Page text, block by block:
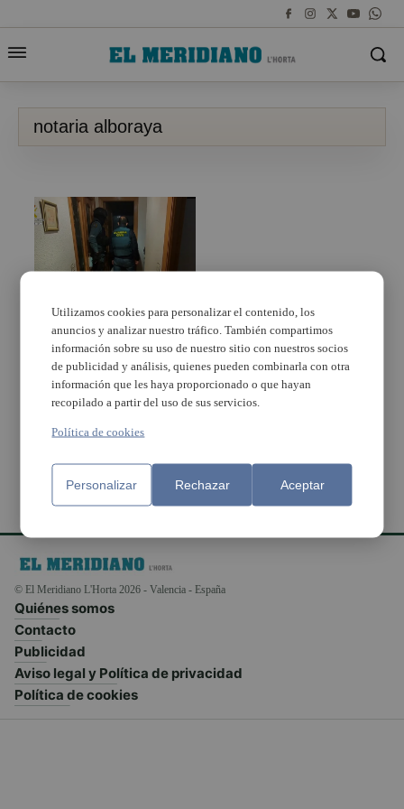
notaria alboraya
Detienen a cuatro
personas implicadas en
el intento de robo a un
matrimonio cuando
salía de una notaría de
Alboraya
© El Meridiano L'Horta 2026 - Valencia - España
Quiénes somos
Contacto
Publicidad
Aviso legal y Política de privacidad
Política de cookies
Utilizamos cookies para personalizar el contenido, los
anuncios y analizar nuestro tráfico. También compartimos
información sobre su uso de nuestro sitio con nuestros socios
de publicidad y análisis, quienes pueden combinarla con otra
información que les haya proporcionado o que hayan
recopilado a partir del uso de sus servicios.
Política de cookies
Personalizar Rechazar Aceptar